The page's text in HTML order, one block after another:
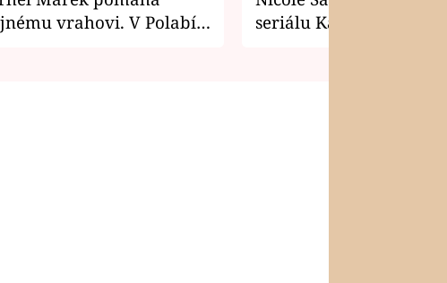
vrahovi. V Polabí
seriálu Kamarádi